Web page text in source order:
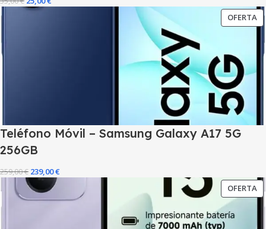
OFERTA
Teléfono Móvil – Samsung Galaxy A17 5G
256GB
259,00€ 239,00€
OFERTA